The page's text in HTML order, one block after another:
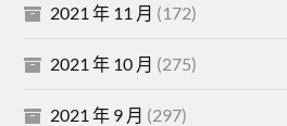
2021 年 11 月 (172)
2021 年 10 月 (275)
2021 年 9 月 (297)